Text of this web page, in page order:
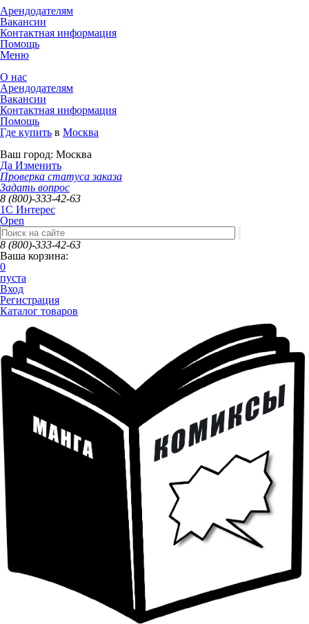
Арендодателям
Вакансии
Контактная информация
Помощь
Меню
О нас
Арендодателям
Вакансии
Контактная информация
Помощь
Где купить в Москва
Ваш город: Москва
Да Изменить
Проверка статуса заказа
Задать вопрос
8 (800)-333-42-63
1C Интерес
Open
8 (800)-333-42-63
Ваша корзина:
0
пуста
Вход
Регистрация
Каталог товаров